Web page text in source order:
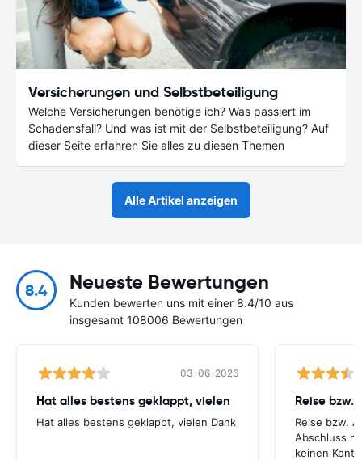
Versicherungen und Selbstbeteiligung
Welche Versicherungen benötige ich? Was passiert im
Schadensfall? Und was ist mit der Selbstbeteiligung? Auf
dieser Seite erfahren Sie alles zu diesen Themen
Alle Artikel anzeigen
8.4 Neueste Bewertungen
Kunden bewerten uns mit einer 8.4/10 aus
insgesamt 108006 Bewertungen
03-06-2026
Hat alles bestens geklappt, vielen
Hat alles bestens geklappt, vielen Dank
Reise bzw.
Abschluss
keinen